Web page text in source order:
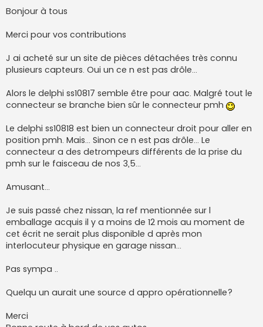
s
s
g
e
Bonjour à tous
Merci pour vos contributions
J ai acheté sur un site de pièces détachées très connu
plusieurs capteurs. Oui un ce n est pas drôle...
Alors le delphi ss10817 semble être pour aac. Malgré tout le
connecteur se branche bien sûr le connecteur pmh
Le delphi ss10818 est bien un connecteur droit pour aller en
position pmh. Mais... Sinon ce n est pas drôle... Le
connecteur a des detrompeurs différents de la prise du
pmh sur le faisceau de nos 3,5...
Amusant...
Je suis passé chez nissan, la ref mentionnée sur l
emballage acquis il y a moins de 12 mois au moment de
cet écrit ne serait plus disponible d après mon
interlocuteur physique en garage nissan...
Pas sympa ..
Quelqu un aurait une source d appro opérationnelle?
Merci